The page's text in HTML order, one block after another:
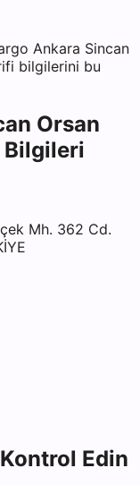
Ankara Sincan
bilgilerini bu
Orsan
Bilgileri
Mh. 362 Cd.
Edin